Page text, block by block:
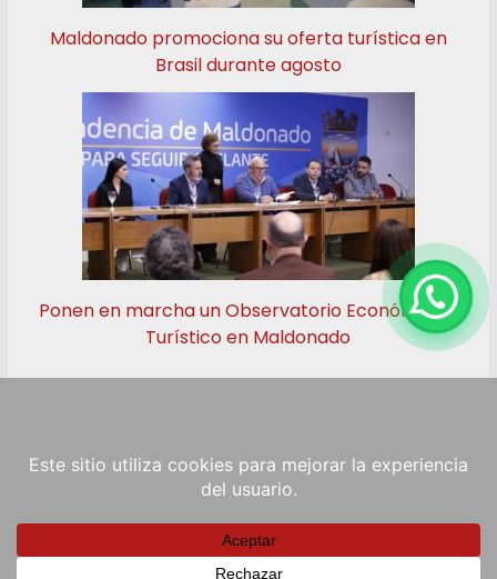
Maldonado promociona su oferta turística en
Brasil durante agosto
Ponen en marcha un Observatorio Económico y
Turístico en Maldonado
RadioViva FM. Powered by